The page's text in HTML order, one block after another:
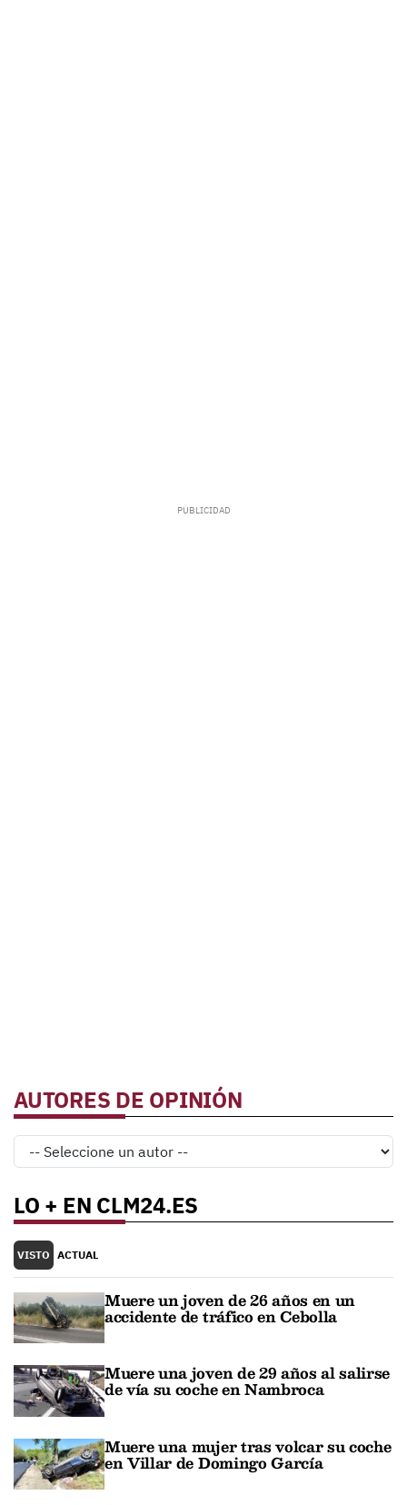
AUTORES DE OPINIÓN
LO + EN CLM24.ES
VISTO ACTUAL
Muere un joven de 26 años en un
accidente de tráfico en Cebolla
Muere una joven de 29 años al salirse
de vía su coche en Nambroca
Muere una mujer tras volcar su coche
en Villar de Domingo García